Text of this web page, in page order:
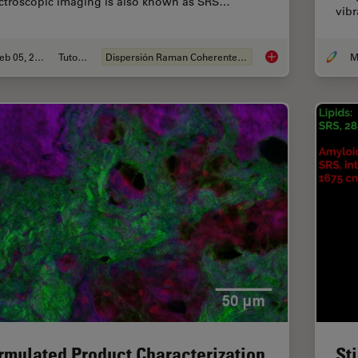
Feb 05, 2024 Tutorial Dispersión Raman Coherente (CRS) How to Prepare